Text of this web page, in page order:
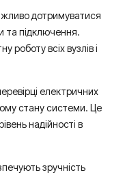
дотримуватися
та підключення.
роботу всіх вузлів і
електричних
стану системи. Це
надійності в
зручність